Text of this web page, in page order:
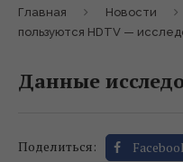
Главная Новости
пользуются HDTV —
Данные
Поделиться: